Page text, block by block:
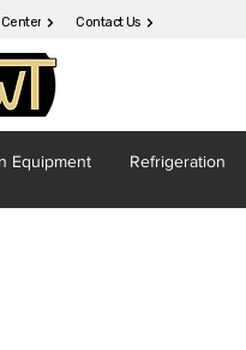
Contact Us
Equipment Refrigeration